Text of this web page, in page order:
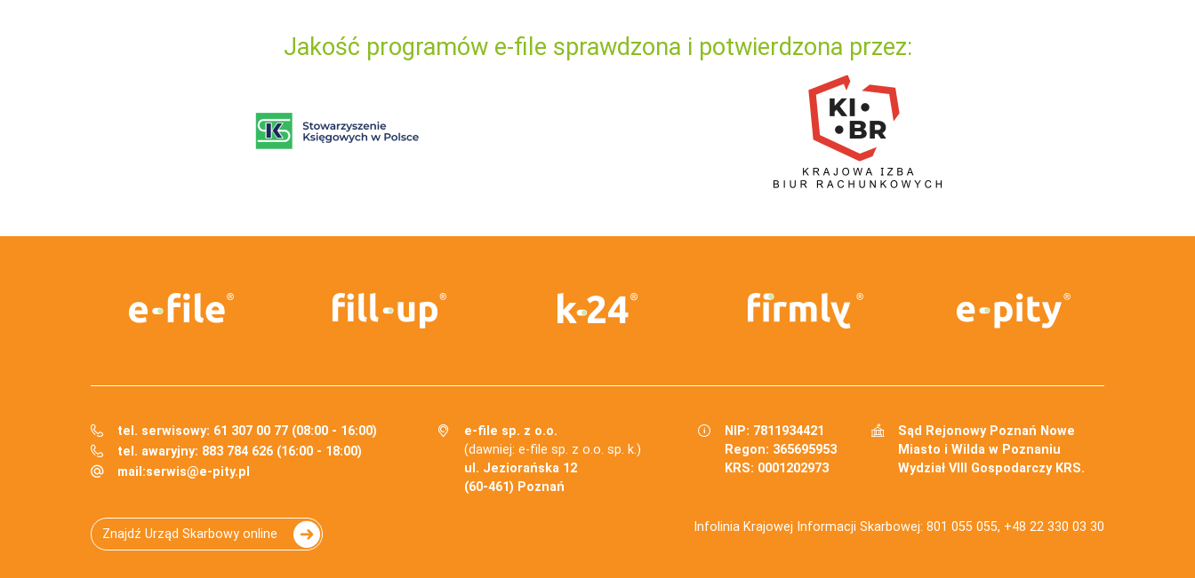
Jakość programów e-file sprawdzona i potwierdzona przez:
tel. serwisowy: 61 307 00 77 (08:00 - 16:00)
tel. awaryjny: 883 784 626 (16:00 - 18:00)
mail:serwis@e-pity.pl
e-file sp. z o.o.
(dawniej: e-file sp. z o.o. sp. k.)
ul. Jeziorańska 12
(60-461) Poznań
NIP: 7811934421
Regon: 365695953
KRS: 0001202973
Sąd Rejonowy Poznań Nowe
Miasto i Wilda w Poznaniu
Wydział VIII Gospodarczy KRS.
Znajdź Urząd Skarbowy online Infolinia Krajowej Informacji Skarbowej: 801 055 055, +48 22 330 03 30